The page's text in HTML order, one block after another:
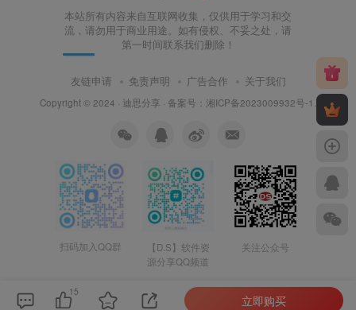
本站所有内容来自互联网收集，仅供用于学习和交
流，请勿用于商业用途。如有侵权、不妥之处，请
第一时间联系我们删除！
友链申请 免责声明 广告合作 关于我们
Copyright © 2024 · 迪思分享 · 备案号： 湘ICP备2023009932号-1 .
扫码加入QQ群
【D.S】软件资
源分享QQ频道
关注公众号
15
立即购买